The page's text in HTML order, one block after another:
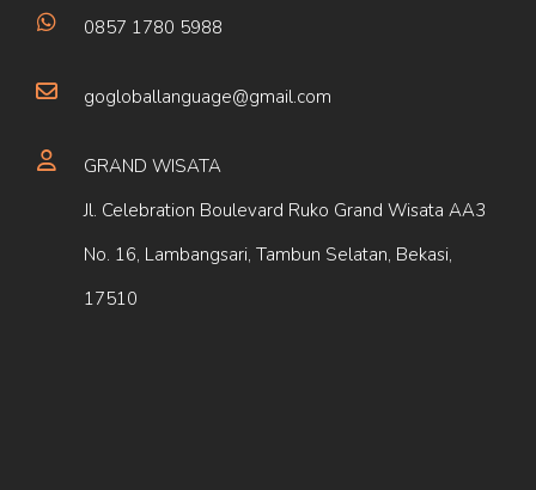
0857 1780 5988
gogloballanguage@gmail.com
GRAND WISATA
Jl. Celebration Boulevard Ruko Grand Wisata AA3
No. 16, Lambangsari, Tambun Selatan, Bekasi,
17510